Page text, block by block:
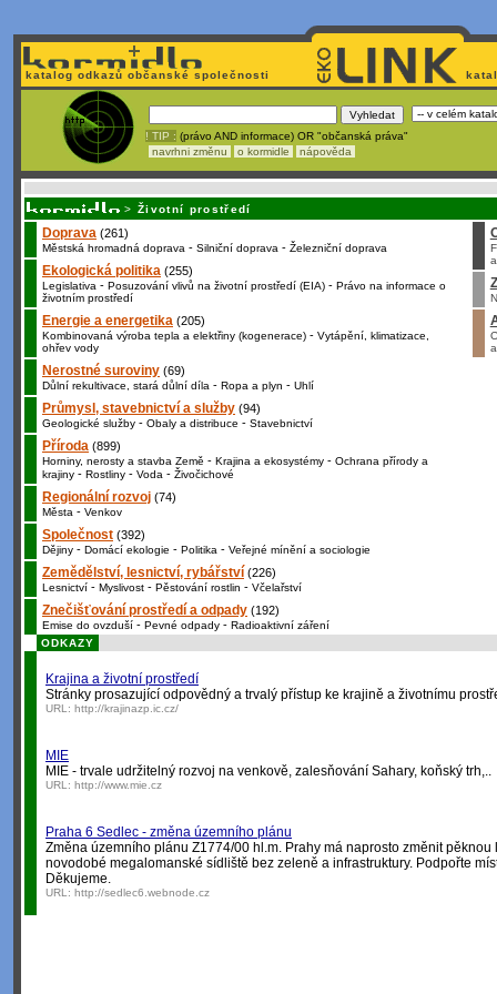
katalog odkazů občanské společnosti
! TIP : (právo AND informace) OR "občanská práva"
navrhni změnu
o kormidle nápověda
> Životní prostředí
Doprava (261)
Městská hromadná doprava - Silniční doprava - Železniční doprava
Ekologická politika (255)
Legislativa - Posuzování vlivů na životní prostředí (EIA) - Právo na informace o
životním prostředí
Energie a energetika (205)
Kombinovaná výroba tepla a elektřiny (kogenerace) - Vytápění, klimatizace,
ohřev vody
Nerostné suroviny (69)
Důlní rekultivace, stará důlní díla - Ropa a plyn - Uhlí
Průmysl, stavebnictví a služby (94)
Geologické služby - Obaly a distribuce - Stavebnictví
Příroda (899)
Horniny, nerosty a stavba Země - Krajina a ekosystémy - Ochrana přírody a
krajiny - Rostliny - Voda - Živočichové
Regionální rozvoj (74)
Města - Venkov
Společnost (392)
Dějiny - Domácí ekologie - Politika - Veřejné mínění a sociologie
Zemědělství, lesnictví, rybářství (226)
Lesnictví - Myslivost - Pěstování rostlin - Včelařství
Znečišťování prostředí a odpady (192)
Emise do ovzduší - Pevné odpady - Radioaktivní záření
ODKAZY
Krajina a životní prostředí
Stránky prosazující odpovědný a trvalý přístup ke krajině a životnímu
URL: http://krajinazp.ic.cz/
MIE
MIE - trvale udržitelný rozvoj na venkově, zalesňování Sahary, koňský trh,..
URL: http://www.mie.cz
Praha 6 Sedlec - změna územního plánu
Změna územního plánu Z1774/00 hl.m. Prahy má naprosto změnit
novodobé megalomanské sídliště bez zeleně a infrastruktury. Podpořte
Děkujeme.
URL: http://sedlec6.webnode.cz